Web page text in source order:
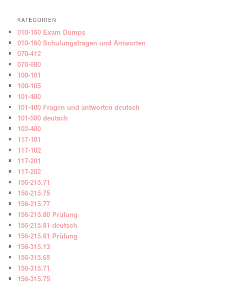
KATEGORIEN
010-160 Exam Dumps
010-160 Schulungsfragen und Antworten
070-412
070-680
100-101
100-105
101-400
101-400 Fragen und antworten deutsch
101-500 deutsch
102-400
117-101
117-102
117-201
117-202
156-215.71
156-215.75
156-215.77
156-215.80 Prüfung
156-215.81 deutsch
156-215.81 Prüfung
156-315.13
156-315.65
156-315.71
156-315.75